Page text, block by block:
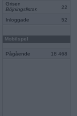
Grisen
Böjningslistan
22
Inloggade 52
Mobilspel
Pågående 18 468